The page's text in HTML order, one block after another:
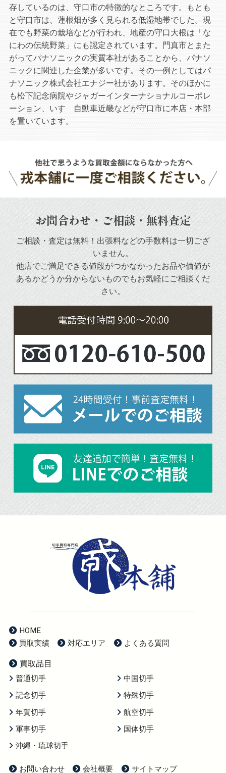
存しているのは、守口市の特徴的なところです。もとも
と守口市は、蓮根畑が多く見られる低湿地帯でした。現
在でも野菜の栽培などが行われ、地産の守口大根は「な
にわの伝統野菜」にも認定されています。門真市とまた
がってパナソニックの実質本社があることから、パナソ
ニックに関連した企業が多いです。その一例としてはパ
ナソニック株式会社エナジー社があります。そのほかに
も松下記念病院やジャガーインターナショナルコーポレ
ーション、いすゞ自動車近畿などが守口市に本店・本部
を置いています。
お問合わせ・ご相談・無料査定
ご相談・査定は無料！出張料などの手数料は一切ござ
いません。
他店でご満足できる値段がつかなかったお品や価値が
あるかどうか分からないものでもお気軽にご相談くだ
さい。
HOME
買取実績
対応エリア よくある質問
買取品目
普通切手
中国切手
記念切手
特殊切手
年賀切手
航空切手
軍事切手
国体切手
沖縄・琉球切手
お問い合わせ 会社概要 サイトマップ